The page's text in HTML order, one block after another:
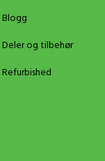
Blogg
Deler og tilbehør
Refurbished